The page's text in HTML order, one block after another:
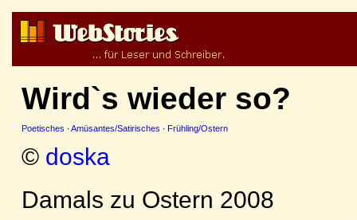
Wird`s wieder so?
Poetisches · Amüsantes/Satirisches · Frühling/Ostern
© doska
Damals zu Ostern 2008